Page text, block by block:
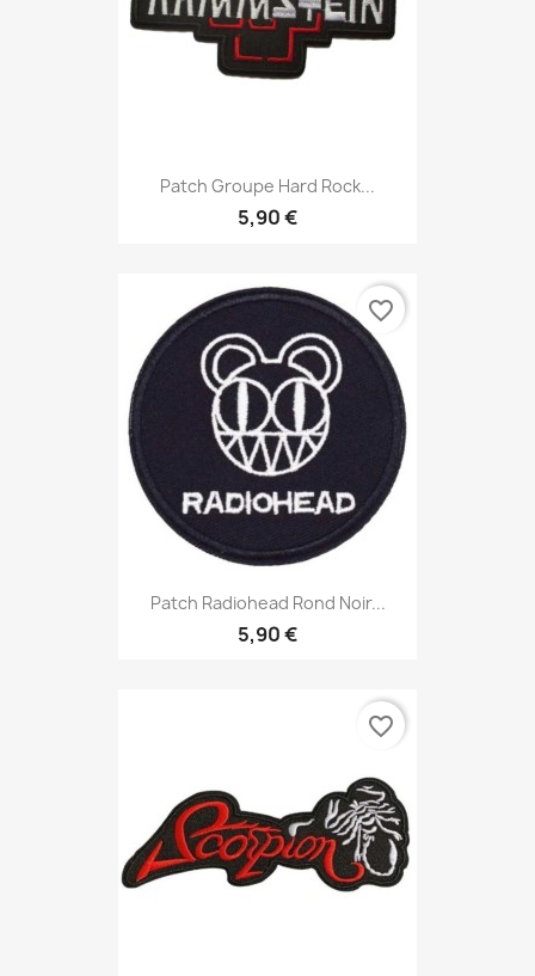
Patch Groupe Hard Rock...
5,90 €
Patch Radiohead Rond Noir...
5,90 €
favorite_border
favorite_border